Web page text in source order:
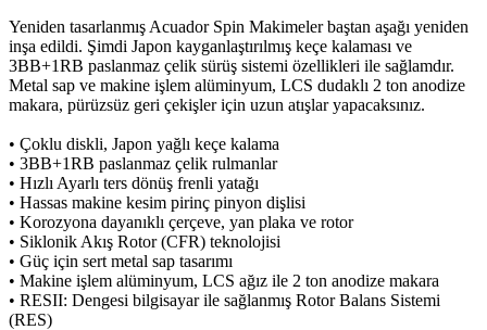
Yeniden tasarlanmış Acuador Spin Makimeler baştan aşağı yeniden
inşa edildi. Şimdi Japon kayganlaştırılmış keçe kalaması ve
3BB+1RB paslanmaz çelik sürüş sistemi özellikleri ile sağlamdır.
Metal sap ve makine işlem alüminyum, LCS dudaklı 2 ton anodize
makara, pürüzsüz geri çekişler için uzun atışlar yapacaksınız.
• Çoklu diskli, Japon yağlı keçe kalama
• 3BB+1RB paslanmaz çelik rulmanlar
• Hızlı Ayarlı ters dönüş frenli yatağı
• Hassas makine kesim pirinç pinyon dişlisi
• Korozyona dayanıklı çerçeve, yan plaka ve rotor
• Siklonik Akış Rotor (CFR) teknolojisi
• Güç için sert metal sap tasarımı
• Makine işlem alüminyum, LCS ağız ile 2 ton anodize makara
• RESII: Dengesi bilgisayar ile sağlanmış Rotor Balans Sistemi
(RES)